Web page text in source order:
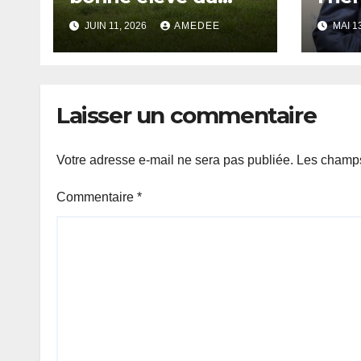
développement
durable dans la
Grande Orientale
JUIN 11, 2026 AMEDEE
etMAI
Laisser un commentaire
Votre adresse e-mail ne sera pas publiée. Les
Commentaire *